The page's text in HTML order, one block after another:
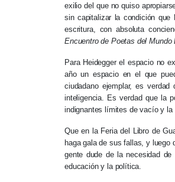
exilio del que no quiso
sin capitalizar la condición
escritura, con absoluta
Encuentro de Poetas del Mundo
Para Heidegger el espacio no
año un espacio en el que
ciudadano ejemplar, es
inteligencia. Es verdad que la
indignantes límites de vacío y la
Que en la Feria del Libro de
haga gala de sus fallas, y luego
gente dude de la necesidad
educación y la política.